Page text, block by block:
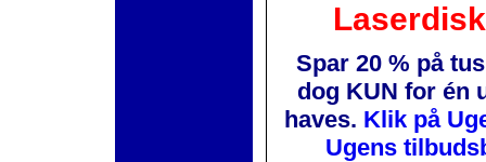
Spar 20 % på
dog KUN for én
haves. Klik på
Ugens